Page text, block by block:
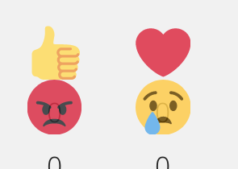
Палец
вверх!
0
Лайк!
0
Агрессия!
Грусть
:(